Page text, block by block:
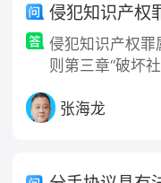
侵犯知识产权
侵犯知识产权罪
则第三章“破坏
罪名，各罪名的
张海龙